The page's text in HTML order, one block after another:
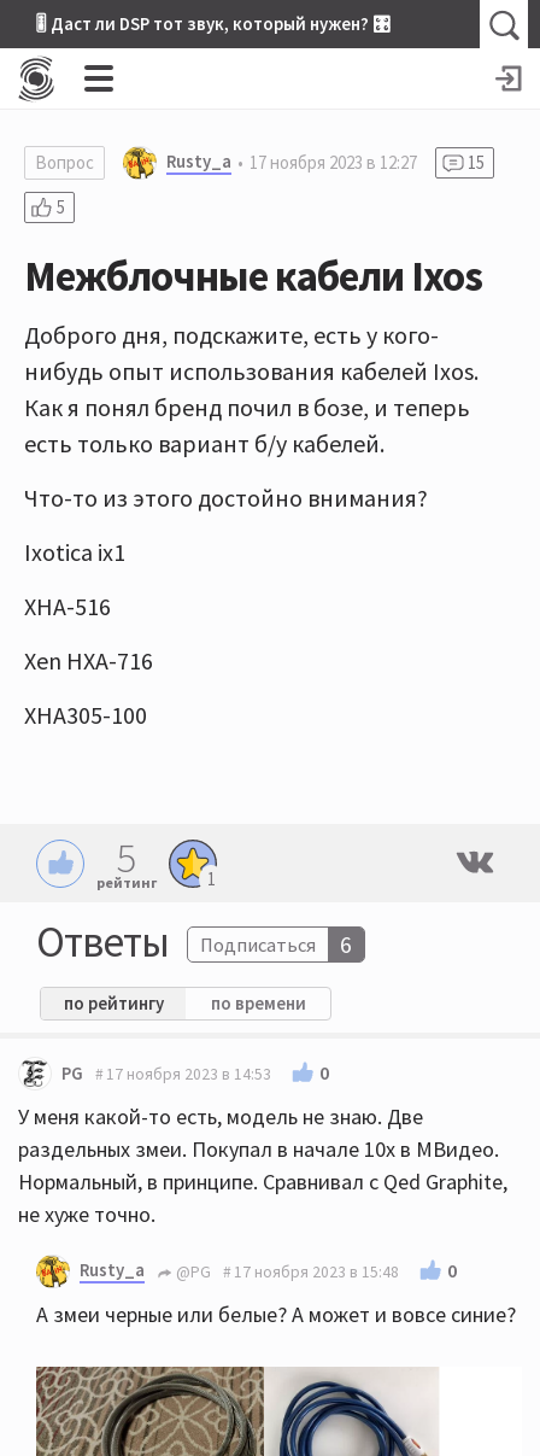
🎚 Даст ли DSP тот звук, который нужен? 🎛
Вопрос Rusty_a 17 ноября 2023 в 12:27
15
5
Межблочные кабели Ixos
Доброго дня, подскажите, есть у кого-
нибудь опыт использования кабелей Ixos.
Как я понял бренд почил в бозе, и теперь
есть только вариант б/у кабелей.
Что-то из этого достойно внимания?
Iхоtiсa iх1
XHA-516
Xen HXA-716
ХНA305-100
5
рейтинг 1
Ответы Подписаться 6
по рейтингу по времени
PG 17 ноября 2023 в 14:53 0
У меня какой-то есть, модель не знаю. Две
раздельных змеи. Покупал в начале 10х в МВидео.
Нормальный, в принципе. Сравнивал с Qed Graphite,
не хуже точно.
Rusty_a @PG 17 ноября 2023 в 15:48 0
А змеи черные или белые? А может и вовсе синие?